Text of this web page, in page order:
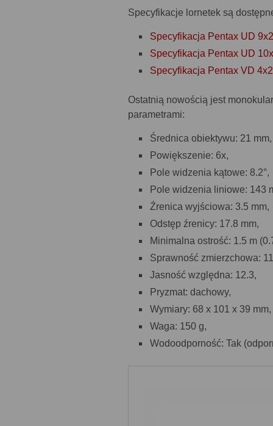
Specyfikacje lornetek są
Specyfikacja Pentax UD
Specyfikacja Pentax UD
Specyfikacja Pentax VD
Ostatnią nowością jest
parametrami:
Średnica obiektywu: 21 mm,
Powiększenie: 6x,
Pole widzenia kątowe: 8.2°,
Pole widzenia liniowe: 143
Źrenica wyjściowa: 3.5 mm,
Odstęp źrenicy: 17.8 mm,
Minimalna ostrość: 1.5 m
Sprawność zmierzchowa:
Jasność względna: 12.3,
Pryzmat: dachowy,
Wymiary: 68 x 101 x 39 mm,
Waga: 150 g,
Wodoodporność: Tak